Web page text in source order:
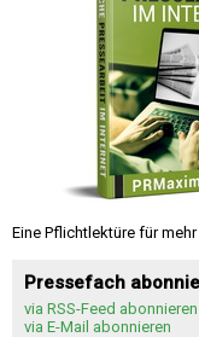
Eine Pflichtlektüre für
Pressefach
via RSS-Feed abonnieren
via E-Mail abonnieren